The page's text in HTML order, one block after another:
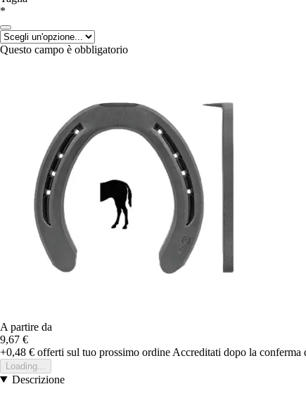
*
Questo campo è obbligatorio
A partire da
9,67 €
+0,48 € offerti sul tuo prossimo ordine Accreditati dopo la conferma
Loading...
Descrizione